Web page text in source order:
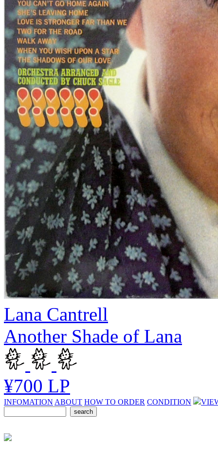
Lana Cantrell
Another Shade of Lana
¥700 LP
INFOMATION ABOUT HOW TO ORDER CONDITION